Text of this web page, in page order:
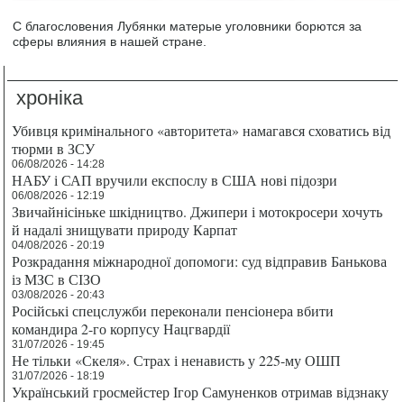
С благословения Лубянки матерые уголовники борются за
сферы влияния в нашей стране.
хроніка
Убивця кримінального «авторитета» намагався сховатись від
тюрми в ЗСУ
06/08/2026 - 14:28
НАБУ і САП вручили експослу в США нові підозри
06/08/2026 - 12:19
Звичайнісіньке шкідництво. Джипери і мотокросери хочуть
й надалі знищувати природу Карпат
04/08/2026 - 20:19
Розкрадання міжнародної допомоги: суд відправив Банькова
із МЗС в СІЗО
03/08/2026 - 20:43
Російські спецслужби переконали пенсіонера вбити
командира 2-го корпусу Нацгвардії
31/07/2026 - 19:45
Не тільки «Скеля». Страх і ненависть у 225-му ОШП
31/07/2026 - 18:19
Український гросмейстер Ігор Самуненков отримав відзнаку